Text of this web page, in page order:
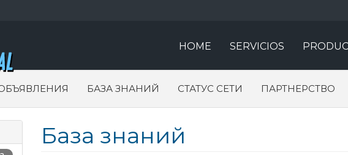
HOME SERVICIOS
БАЗА ЗНАНИЙ СТАТУС СЕТИ ПАРТНЕРСТВО
База знаний